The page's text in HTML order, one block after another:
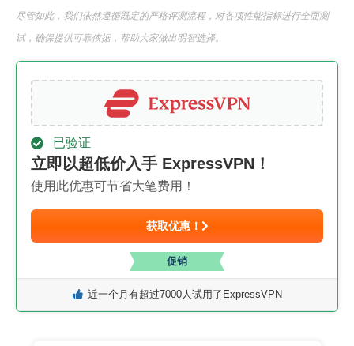
尽管如此，我们依然遵循既定的严格评测流程，对各项性能指标进行全面测
试，确保提供可靠依据，帮助大家做出明智选择。
已验证
立即以超低价入手 ExpressVPN！
使用此优惠可节省大笔费用！
获取优惠！
促销
近一个月有超过7000人试用了ExpressVPN